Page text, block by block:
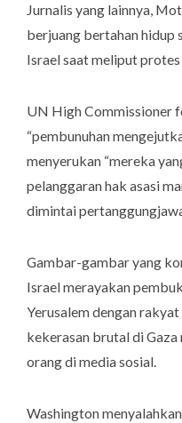
Jurnalis yang lainnya,
berjuang bertahan hidup
Israel saat meliput
UN High Commissioner
“pembunuhan
menyerukan “mereka
pelanggaran hak asasi
dimintai
Gambar-gambar yang
Israel merayakan
Yerusalem dengan
kekerasan brutal di
orang di media sosial.
Washington